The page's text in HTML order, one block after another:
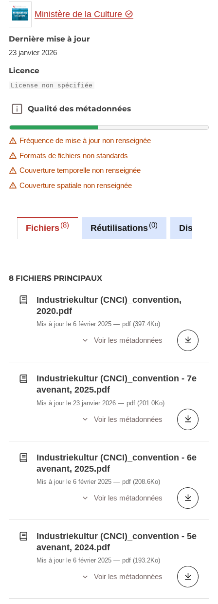
Ministère de la Culture
Dernière mise à jour
23 janvier 2026
Licence
License non spécifiée
Qualité des métadonnées
Qualité des métadonnées
Fréquence de mise à jour non renseignée
Formats de fichiers non standards
Couverture temporelle non renseignée
Couverture spatiale non renseignée
Fichiers 8 Réutilisations 0
8 FICHIERS PRINCIPAUX
Industriekultur (CNCI)_convention,
2020.pdf
Mis à jour le 6 février 2025 pdf (397.4Ko)
Voir les métadonnées
Industriekultur (CNCI)_convention - 7e
avenant, 2025.pdf
Mis à jour le 23 janvier 2026 pdf (201.0Ko)
Voir les métadonnées
Industriekultur (CNCI)_convention - 6e
avenant, 2025.pdf
Mis à jour le 6 février 2025 pdf (208.6Ko)
Voir les métadonnées
Industriekultur (CNCI)_convention - 5e
avenant, 2024.pdf
Mis à jour le 6 février 2025 pdf (193.2Ko)
Voir les métadonnées